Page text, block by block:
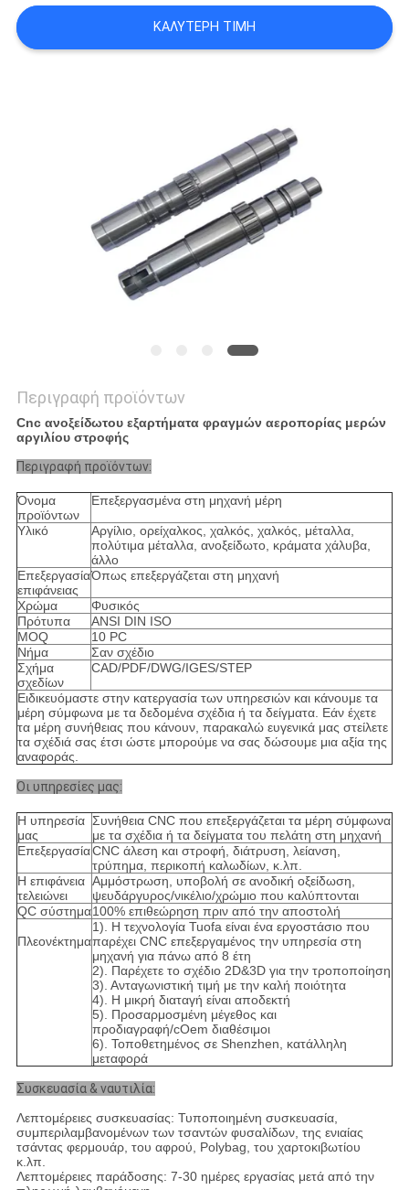
ΙΣΤΟΣΕΛΊΔΑΣΚΑΛΎΤΕΡΗ ΤΙΜΉ
Περιγραφή προϊόντων
Cnc ανοξείδωτου εξαρτήματα φραγμών αεροπορίας μερών
αργιλίου στροφής
Περιγραφή προϊόντων:
Όνομα
προϊόντων
Επεξεργασμένα στη μηχανή μέρη
Υλικό
Αργίλιο, ορείχαλκος, χαλκός, χαλκός, μέταλλα,
πολύτιμα μέταλλα, ανοξείδωτο, κράματα χάλυβα,
άλλο
Επεξεργασία
επιφάνειας
Όπως επεξεργάζεται στη μηχανή
Χρώμα
Φυσικός
Πρότυπα
ANSI DIN ISO
MOQ
10 PC
Νήμα
Σαν σχέδιο
Σχήμα
σχεδίων
CAD/PDF/DWG/IGES/STEP
Ειδικευόμαστε στην κατεργασία των υπηρεσιών και κάνουμε τα
μέρη σύμφωνα με τα δεδομένα σχέδια ή τα δείγματα. Εάν έχετε
τα μέρη συνήθειας που κάνουν, παρακαλώ ευγενικά μας στείλετε
τα σχέδιά σας έτσι ώστε μπορούμε να σας δώσουμε μια αξία της
αναφοράς.
Οι υπηρεσίες μας:
Η υπηρεσία
μας
Συνήθεια CNC που επεξεργάζεται τα μέρη σύμφωνα
με τα σχέδια ή τα δείγματα του πελάτη στη μηχανή
ΕπεξεργασίαCNC άλεση και στροφή, διάτρυση, λείανση,
τρύπημα, περικοπή καλωδίων, κ.λπ.
Η επιφάνεια
τελειώνει
Αμμόστρωση, υποβολή σε ανοδική οξείδωση,
ψευδάργυρος/νικέλιο/χρώμιο που καλύπτονται
QC σύστημα100% επιθεώρηση πριν από την αποστολή
Πλεονέκτημα
1). Η τεχνολογία Tuofa είναι ένα εργοστάσιο που
παρέχει CNC επεξεργαμένος την υπηρεσία στη
μηχανή για πάνω από 8 έτη
2). Παρέχετε το σχέδιο 2D&3D για την τροποποίηση
3). Ανταγωνιστική τιμή με την καλή ποιότητα
4). Η μικρή διαταγή είναι αποδεκτή
5). Προσαρμοσμένη μέγεθος και
προδιαγραφή/cOem διαθέσιμοι
6). Τοποθετημένος σε Shenzhen, κατάλληλη
μεταφορά
Συσκευασία & ναυτιλία:
Λεπτομέρειες συσκευασίας: Τυποποιημένη συσκευασία,
συμπεριλαμβανομένων των τσαντών φυσαλίδων, της ενιαίας
τσάντας φερμουάρ, του αφρού, Polybag, του χαρτοκιβωτίου
κ.λπ.
Λεπτομέρειες παράδοσης: 7-30 ημέρες εργασίας μετά από την